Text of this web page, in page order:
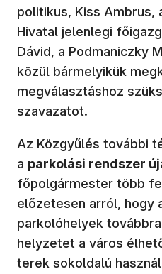
politikus, Kiss Ambrus,
Hivatal jelenlegi
Dávid, a Podmaniczky
közül bármelyikük
megválasztáshoz
szavazatot.
Az Közgyűlés további
a parkolási rendszer
főpolgármester több
előzetesen arról, hogy
parkolóhelyek
helyzetet a város
terek sokoldalú